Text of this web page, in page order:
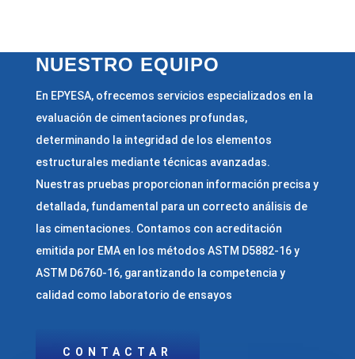
NUESTRO EQUIPO
En EPYESA, ofrecemos servicios especializados en la
evaluación de cimentaciones profundas,
determinando la integridad de los elementos
estructurales mediante técnicas avanzadas.
Nuestras pruebas proporcionan información precisa y
detallada, fundamental para un correcto análisis de
las cimentaciones. Contamos con acreditación
emitida por EMA en los métodos ASTM D5882-16 y
ASTM D6760-16, garantizando la competencia y
calidad como laboratorio de ensayos
CONTACTAR